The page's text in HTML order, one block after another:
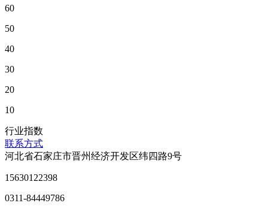
60
50
40
30
20
10
行业指数
联系方式
河北省石家庄市晋州经济开发区纬四路9号
15630122398
0311-84449786